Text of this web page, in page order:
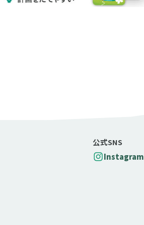
公式SNS
Instagram